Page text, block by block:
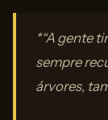
*“A gente
sempre
árvores,